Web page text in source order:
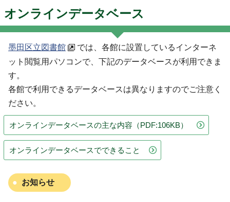
オンラインデータベース
墨田区立図書館
では、各館に設置しているインターネ
ット閲覧用パソコンで、 下記のデータベースが利用できま
す。
各館で利用できるデータベースは異なりますのでご注意く
ださい。
オンラインデータベースの主な内容 （PDF:106KB）
オンラインデータベースでできること
お知らせ